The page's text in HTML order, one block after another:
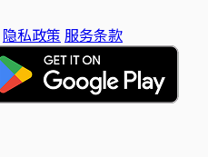
隐私政策 服务条款